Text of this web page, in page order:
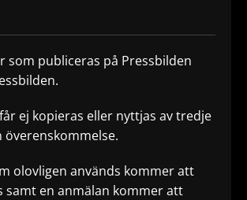
som publiceras på Pressbilden
ej kopieras eller nyttjas av tredje
överenskommelse.
olovligen används kommer att
samt en anmälan kommer att